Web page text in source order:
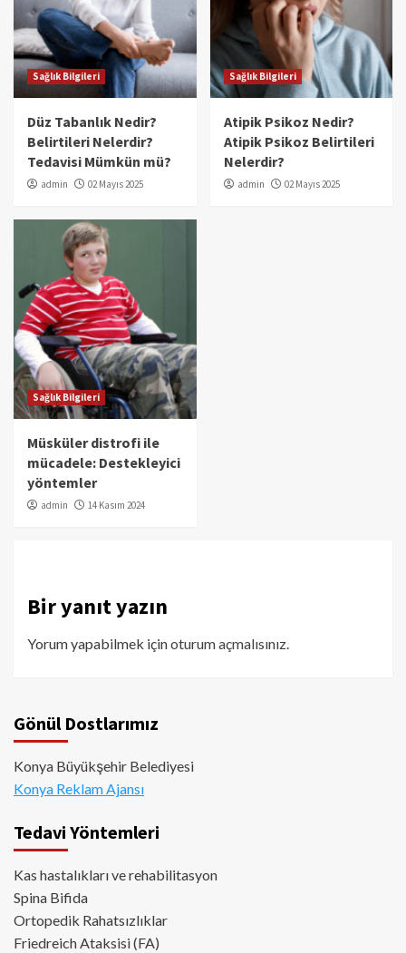
Sağlık Bilgileri
Düz Tabanlık Nedir?
Belirtileri Nelerdir?
Tedavisi Mümkün mü?
admin 02 Mayıs 2025
Sağlık Bilgileri
Atipik Psikoz Nedir?
Atipik Psikoz Belirtileri
Nelerdir?
admin 02 Mayıs 2025
Sağlık Bilgileri
Müsküler distrofi ile
mücadele: Destekleyici
yöntemler
admin 14 Kasım 2024
Bir yanıt yazın
Yorum yapabilmek içinoturum açmalısınız.
Gönül Dostlarımız
Konya Büyükşehir Belediyesi
Konya Reklam Ajansı
Tedavi Yöntemleri
Kas hastalıkları ve rehabilitasyon
Spina Bifida
Ortopedik Rahatsızlıklar
Friedreich Ataksisi (FA)